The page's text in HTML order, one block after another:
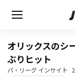
オリックスの
ぶりヒット
パ・リーグ インサイト